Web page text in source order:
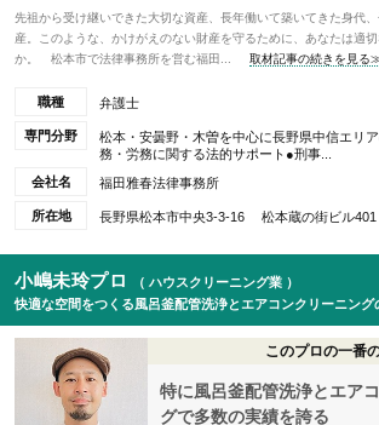
先祖から受け継いできた大切な資産、長年働いて築いてきた身代
産。このような、かけがえのない財産を守るために、あなたは適
か。 松本市で法律事務所を営む福田...
取材記事の続きを見る
職種 弁護士
専門分野
松本・安曇野・木曽を中心に長野県中信エリ
務・労務に関する法的サポート●刑事...
会社名
福田雅春法律事務所
所在地 長野県松本市中央3-3-16 松本蔵の街ビル401
小嶋未玲プロ
（ ハウスクリーニング業 ）
快適な空間をつくる風呂釜配管洗浄とエアコンクリーニング
このプロの一番
特に風呂釜配管洗浄とエア
グで多数の実績を誇る